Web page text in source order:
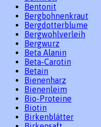
Bentonit
Bergbohnenkraut
Bergdotterblume
Bergwohlverleih
Bergwurz
Beta Alanin
Beta-Carotin
Betain
Bienenharz
Bienenleim
Bio-Proteine
Biotin
Birkenblätter